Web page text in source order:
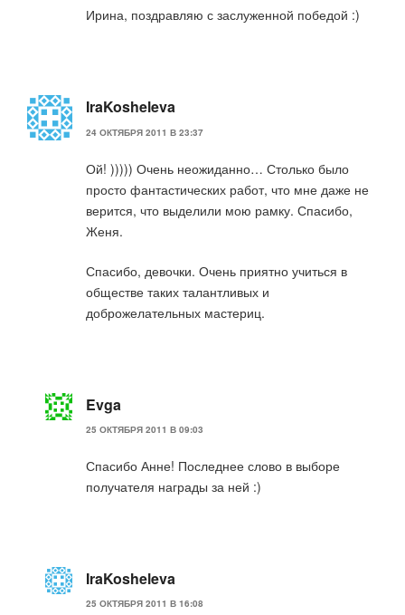
Ирина, поздравляю с заслуженной победой :)
IraKosheleva
24 ОКТЯБРЯ 2011 В 23:37
Ой! ))))) Очень неожиданно… Столько было
просто фантастических работ, что мне даже не
верится, что выделили мою рамку. Спасибо,
Женя.
Спасибо, девочки. Очень приятно учиться в
обществе таких талантливых и
доброжелательных мастериц.
Evga
25 ОКТЯБРЯ 2011 В 09:03
Спасибо Анне! Последнее слово в выборе
получателя награды за ней :)
IraKosheleva
25 ОКТЯБРЯ 2011 В 16:08